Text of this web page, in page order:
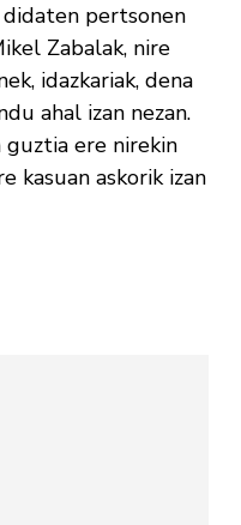
pertsonen
Zabalak, nire
idazkariak, dena
ahal izan nezan.
guztia ere nirekin
kasuan askorik izan